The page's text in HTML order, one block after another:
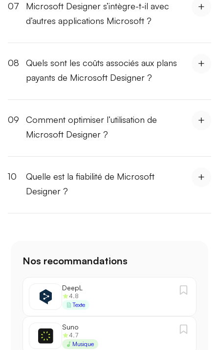
07
Microsoft Designer s’intègre-t-il avec
d’autres applications Microsoft ?
08
Quels sont les coûts associés aux plans
payants de Microsoft Designer ?
09
Comment optimiser l’utilisation de
Microsoft Designer ?
10
Quelle est la fiabilité de Microsoft
Designer ?
Nos recommandations
DeepL
4.8
Texte
Suno
4.7
Musique